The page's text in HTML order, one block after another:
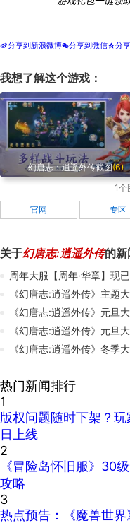
t分享到新浪微博w分享到微信z分
我想了解这个游戏：
幻唐志：逍遥外传截图(6)
1个
官网 专区
关于幻唐志:逍遥外传的新
《幻唐志:逍遥外传》冬季
热门新闻排行
1
版权问题随时下架？
日上线
2
《冒险岛怀旧服》30
攻略
3
热点预告：《魔兽世